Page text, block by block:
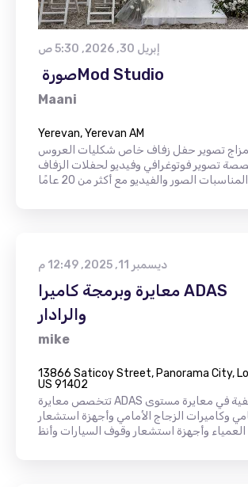
إبريل 30, 2026, 5:30 ص
Maani
Yerevan, Yerevan AM
تصوير حفل زفاف خاص شكليات العروس
تصوير فوتوغرافي وفيديو لحفلات الزفاف
ديسمبر 11, 2025, 12:49 م
معايرة وبرمجة كاميرا ADAS
والرادار
mike
13866 Saticoy Street, Panorama City,
US 91402
تتخصص معايرة ADAS التكيفية في معايرة مستوى OEM
وكاميرات الزجاج الأمامي وأجهزة استشعار